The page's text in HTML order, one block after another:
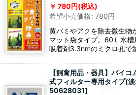
780円(税込)
希望小売価格: 780円
黄バミやアクを除去微生物
マット袋タイプ。60Ｌ水槽
吸着剤3.3nmのミクロ孔で
【飼育用品・器具】バイ
式フィルター専用タイプ(
50628031]